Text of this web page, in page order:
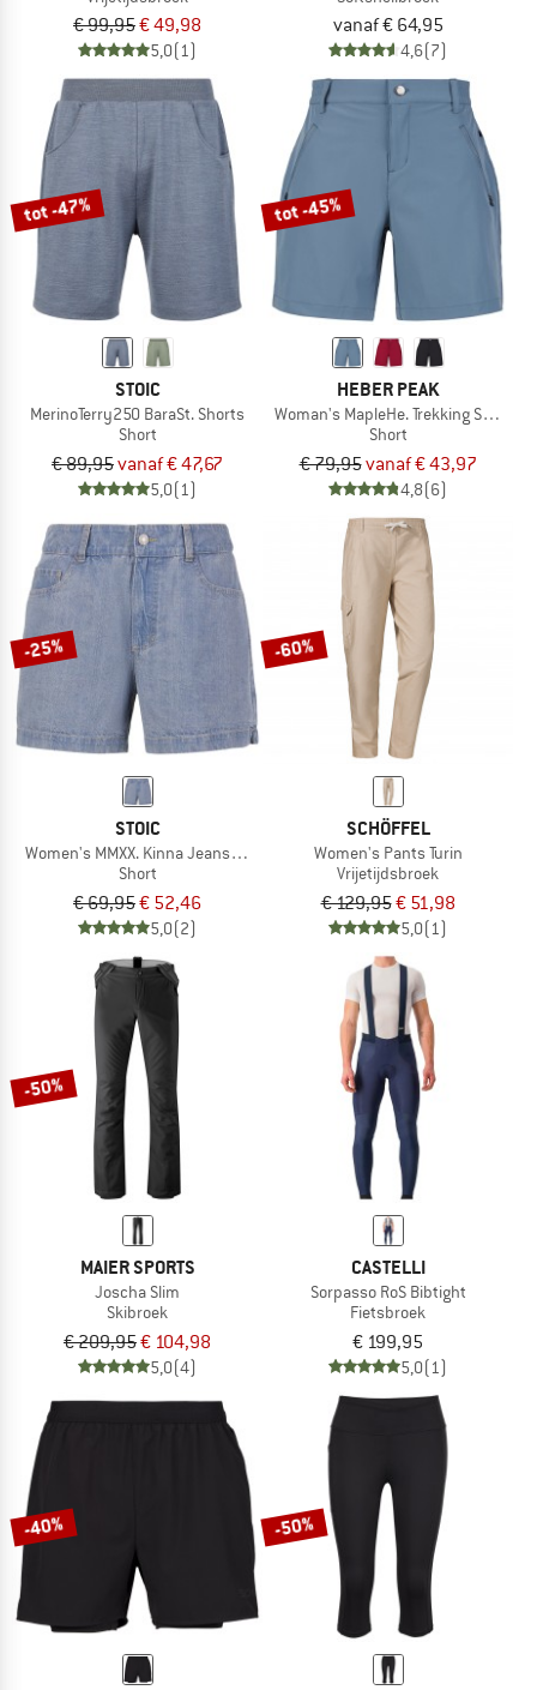
€ 99,95€ 49,98
5,0(1)
vanaf € 64,95
4,6(7)
tot -47%
STOIC
MerinoTerry250 BaraSt. Shorts
Short
€ 89,95vanaf € 47,67
5,0(1)
tot -45%
HEBER PEAK
Woman's MapleHe. Trekking Shorts
Short
€ 79,95vanaf € 43,97
4,8(6)
-25%
STOIC
Women's MMXX. Kinna Jeans Shorts
Short
€ 69,95€ 52,46
5,0(2)
-60%
SCHÖFFEL
Women's Pants Turin
Vrijetijdsbroek
€ 129,95€ 51,98
5,0(1)
-50%
MAIER SPORTS
Joscha Slim
Skibroek
€ 209,95€ 104,98
5,0(4)
CASTELLI
Sorpasso RoS Bibtight
Fietsbroek
€ 199,95
5,0(1)
-40% -50%